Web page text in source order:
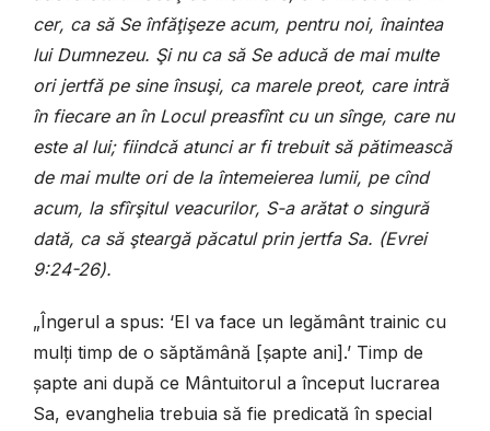
cer, ca să Seînfăţişeze acum, pentru noi, înaintea
lui Dumnezeu. Şi nu ca să Se aducă de mai multe
ori jertfă pe sineînsuşi, ca marele preot, care intră
în fiecare anîn Locul preasfînt cu un sînge, care nu
este al lui; fiindcă atunci ar fi trebuit să pătimească
de mai multe ori de laîntemeierea lumii, pe cînd
acum, la sfîrşitul veacurilor, S-a arătat o singură
dată, ca să şteargă păcatul prin jertfa Sa. (Evrei
9:24-26).
„Îngerul a spus: ‘El va face un legământ trainic cu
mulți timp de o săptămână [șapte ani].’ Timp de
șapte ani după ce Mântuitorul a început lucrarea
Sa, evanghelia trebuia să fie predicată în special